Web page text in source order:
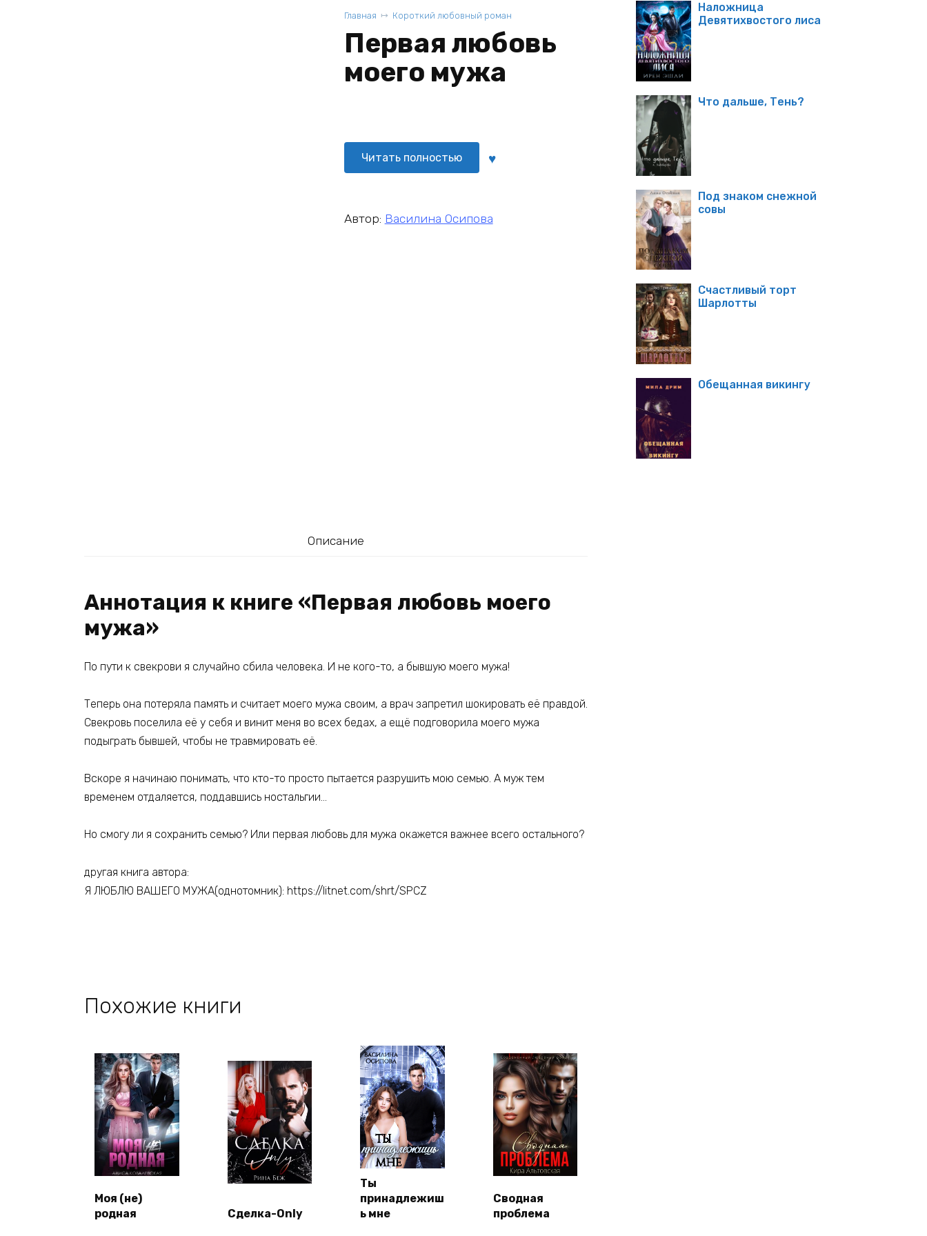
Главная Короткий любовный роман
Первая любовь
моего мужа
Читать полностью
Автор: Василина Осипова
Описание
Аннотация к книге «Первая любовь моего
мужа»
По пути к свекрови я случайно сбила человека. И не кого-то, а бывшую моего мужа!
Теперь она потеряла память и считает моего мужа своим, а врач запретил шокировать её правдой.
Свекровь поселила её у себя и винит меня во всех бедах, а ещё подговорила моего мужа
подыграть бывшей, чтобы не травмировать её.
Вскоре я начинаю понимать, что кто-то просто пытается разрушить мою семью. А муж тем
временем отдаляется, поддавшись ностальгии…
Но смогу ли я сохранить семью? Или первая любовь для мужа окажется важнее всего остального?
другая книга автора:
Я ЛЮБЛЮ ВАШЕГО МУЖА(однотомник): https://litnet.com/shrt/SPCZ
Похожие книги
Моя (не)
родная
Сделка-Only
Ты
принадлежиш
ь мне
Сводная
проблема
Наложница
Девятихвостого лиса
Что дальше, Тень?
Под знаком снежной
совы
Счастливый торт
Шарлотты
Обещанная викингу